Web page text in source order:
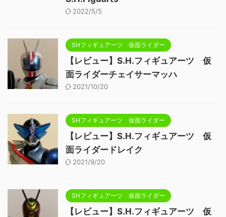
2022/5/5
SHフィギュアーツ 仮面ライダー
【レビュー】S.H.フィギュアーツ 仮
面ライダーチェイサーマッハ
2021/10/20
SHフィギュアーツ 仮面ライダー
【レビュー】S.H.フィギュアーツ 仮
面ライダードレイク
2021/9/20
SHフィギュアーツ 仮面ライダー
【レビュー】S.H.フィギュアーツ 仮